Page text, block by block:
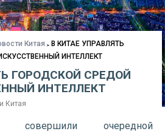
Китая
В КИТАЕ УПРАВЛЯТЬ
ИНТЕЛЛЕКТ
ГОРОДСКОЙ СРЕДОЙ
ИНТЕЛЛЕКТ
Китая
совершили очередной